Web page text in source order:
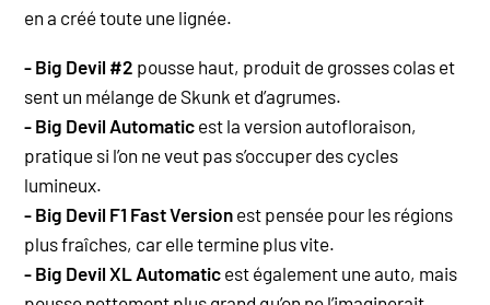
en a créé toute une lignée.
- Big Devil #2 pousse haut, produit de grosses colas et
sent un mélange de Skunk et d’agrumes.
- Big Devil Automatic est la version autofloraison,
pratique si l’on ne veut pas s’occuper des cycles
lumineux.
- Big Devil F1 Fast Version est pensée pour les régions
plus fraîches, car elle termine plus vite.
- Big Devil XL Automatic est également une auto, mais